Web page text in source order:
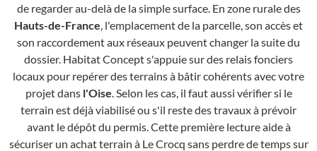
de regarder au-delà de la simple surface. En zone rurale des
Hauts-de-France, l'emplacement de la parcelle, son accès et
son raccordement aux réseaux peuvent changer la suite du
dossier. Habitat Concept s'appuie sur des relais fonciers
locaux pour repérer des terrains à bâtir cohérents avec votre
projet dans l'Oise. Selon les cas, il faut aussi vérifier si le
terrain est déjà viabilisé ou s'il reste des travaux à prévoir
avant le dépôt du permis. Cette première lecture aide à
sécuriser un achat terrain à Le Crocq sans perdre de temps sur